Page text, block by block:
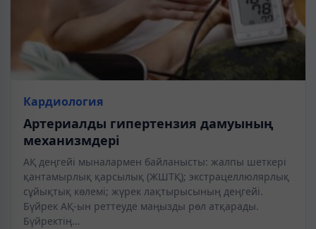
Кардиология
Артериалды гипертензия дамуының
механизмдері
АҚ деңгейі мыналармен байланысты: жалпы шеткері
қантамырлық қарсылық (ЖШТҚ); экстрацеллюлярлық
сұйықтық көлемі; жүрек лақтырысының деңгейі.
Бүйрек АҚ-ын реттеуде маңызды рөл атқарады.
Бүйректің…